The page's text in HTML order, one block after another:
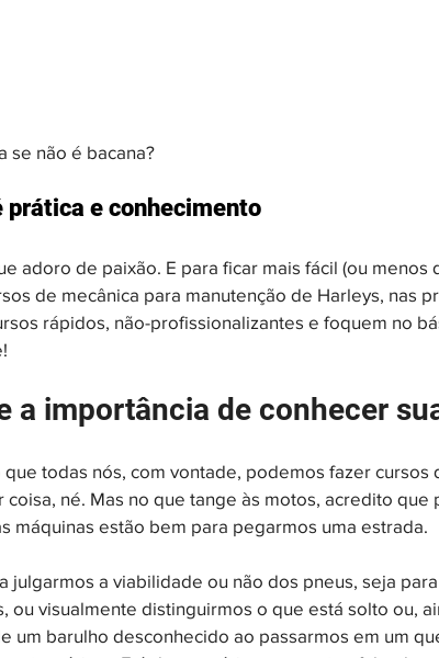
se não é bacana?
prática e conhecimento
adoro de paixão. E para ficar mais fácil (ou menos
de mecânica para manutenção de Harleys, nas
rápidos, não-profissionalizantes e foquem no
a importância de conhecer
todas nós, com vontade, podemos fazer cursos
coisa, né. Mas no que tange às motos, acredito
máquinas estão bem para pegarmos uma estrada.
julgarmos a viabilidade ou não dos pneus, seja
ou visualmente distinguirmos o que está solto ou,
um barulho desconhecido ao passarmos em um